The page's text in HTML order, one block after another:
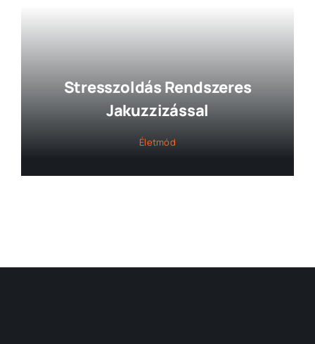
Stresszoldás Rendszeres
Jakuzzizással
Életmód